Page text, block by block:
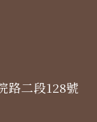
路二段128號